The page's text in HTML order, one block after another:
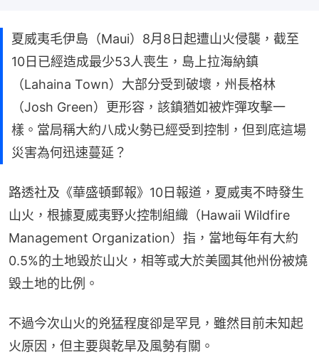
夏威夷毛伊島（Maui）8月8日起遭山火侵襲，截至
10日已經造成最少53人喪生，島上拉海納鎮
（Lahaina Town）大部分受到破壞，州長格林
（Josh Green）更形容，該鎮猶如被炸彈攻擊一
樣。當局稱大約八成火勢已經受到控制，但到底這場
災害為何迅速蔓延？
路透社及《華盛頓郵報》10日報道，夏威夷不時發生
山火，根據夏威夷野火控制組織（Hawaii Wildfire
Management Organization）指，當地每年有大約
0.5%的土地毀於山火，相等或大於美國其他州份被燒
毀土地的比例。
不過今次山火的兇猛程度卻是罕見，雖然目前未知起
火原因，但主要與乾旱及風勢有關。